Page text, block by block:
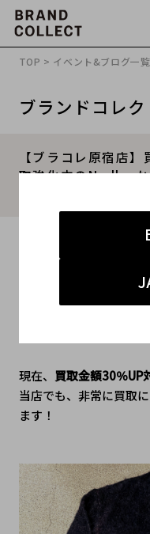
TOP > イベント&ブログ一覧
ブランドコレ
【ブラコレ原宿店
取強化中のNedles
#ブランド古着買取キャ
現在、 買取金額30％UP
当店でも、非常に買取
ます！